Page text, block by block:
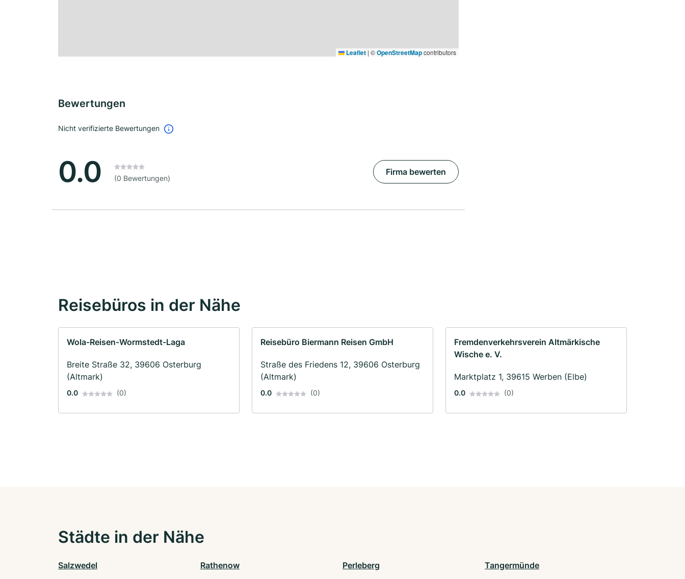
Leaflet | ©OpenStreetMapcontributors
Bewertungen
Nicht verifizierte Bewertungen
0.0 (0 Bewertungen)
Firma bewerten
Reisebüros in der Nähe
Wola-Reisen-Wormstedt-Laga
Breite Straße 32, 39606 Osterburg
(Altmark)
0.0 (0)
Reisebüro Biermann Reisen GmbH
Straße des Friedens 12, 39606 Osterburg
(Altmark)
0.0 (0)
Fremdenverkehrsverein Altmärkische
Wische e. V.
Marktplatz 1, 39615 Werben (Elbe)
0.0 (0)
Städte in der Nähe
Salzwedel Rathenow Perleberg Tangermünde